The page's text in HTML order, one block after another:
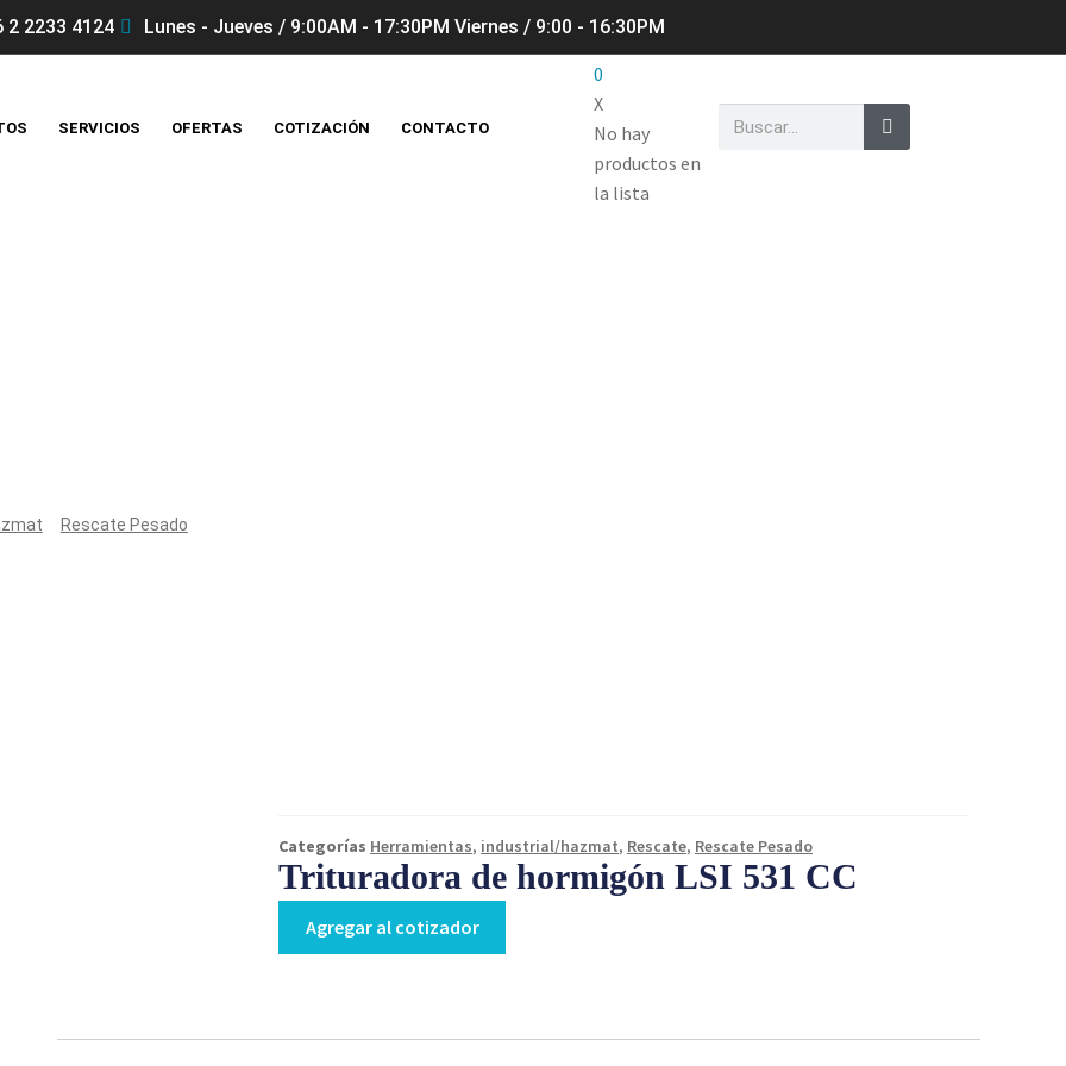
2 2233 4124 Lunes - Jueves / 9:00AM - 17:30PM Viernes / 9:00 - 16:30PM
SERVICIOS OFERTAS COTIZACIÓN CONTACTO
0
X
No hay
productos en
la lista
Rescate Pesado
Categorías Herramientas, industrial/hazmat, Rescate, Rescate Pesado
Trituradora de hormigón LSI 531 CC
Agregar al cotizador